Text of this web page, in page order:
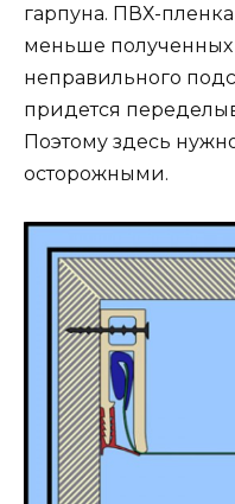
гарпуна. ПВХ-
меньше полученных
неправильного
придется
Поэтому здесь
осторожными.